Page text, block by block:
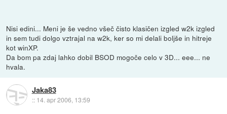
Nisi edini... Meni je še vedno všeč čisto klasičen izgled w2k izgled
in sem tudi dolgo vztrajal na w2k, ker so mi delali boljše in hitreje
kot winXP.
Da bom pa zdaj lahko dobil BSOD mogoče celo v 3D... eee... ne
hvala.
Jaka83
:: 14. apr 2006, 13:59